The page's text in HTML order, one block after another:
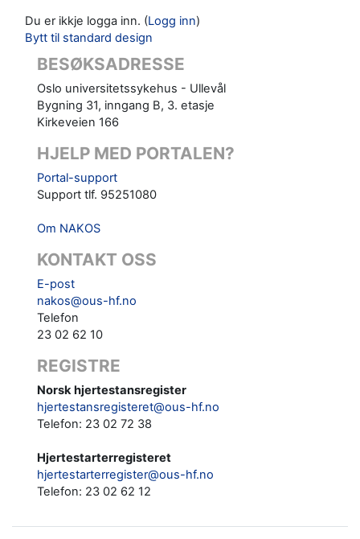
Du er ikkje logga inn. (Logg inn)
Bytt til standard design
BESØKSADRESSE
Oslo universitetssykehus - Ullevål
Bygning 31, inngang B, 3. etasje
Kirkeveien 166
HJELP MED PORTALEN?
Portal-support
Support tlf. 95251080
Om NAKOS
KONTAKT OSS
E-post
nakos@ous-hf.no
Telefon
23 02 62 10
REGISTRE
Norsk hjertestansregister
hjertestansregisteret@ous-hf.no
Telefon: 23 02 72 38
Hjertestarterregisteret
hjertestarterregister@ous-hf.no
Telefon: 23 02 62 12‬‬